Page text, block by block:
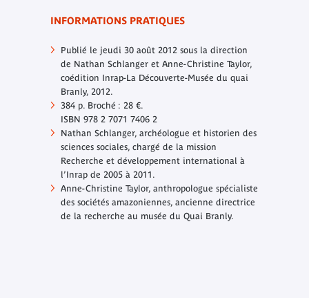
INFORMATIONS PRATIQUES
Publié le jeudi 30 août 2012 sous la direction
de Nathan Schlanger et Anne-Christine Taylor,
coédition Inrap-La Découverte-Musée du quai
Branly, 2012.
384 p. Broché : 28 €.
ISBN 978 2 7071 7406 2
Nathan Schlanger, archéologue et historien des
sciences sociales, chargé de la mission
Recherche et développement international à
l’Inrap de 2005 à 2011.
Anne-Christine Taylor, anthropologue spécialiste
des sociétés amazoniennes, ancienne directrice
de la recherche au musée du Quai Branly.